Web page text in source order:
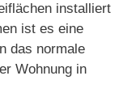
installiert
ist es eine
das normale
Wohnung in